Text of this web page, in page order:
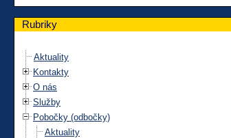
Rubriky
Aktuality
Kontakty
O nás
Služby
Pobočky (odbočky)
Aktuality